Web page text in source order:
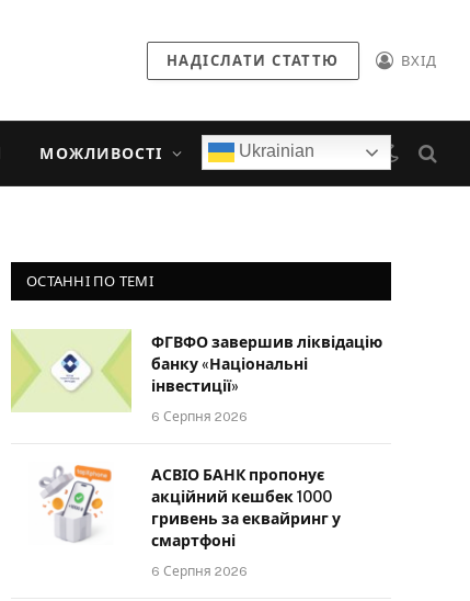
НАДІСЛАТИ СТАТТЮ ВХІД
МОЖЛИВОСТІ Ukrainian
ОСТАННІ ПО ТЕМІ
ФГВФО завершив ліквідацію
банку «Національні
інвестиції»
6 Серпня 2026
АСВІО БАНК пропонує
акційний кешбек 1000
гривень за еквайринг у
смартфоні
6 Серпня 2026